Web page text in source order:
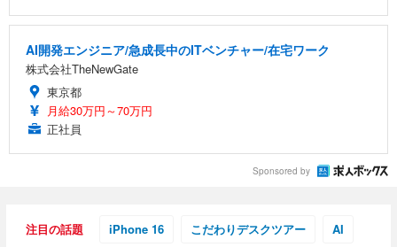
AI開発エンジニア/急成長中のITベンチャー/在宅ワーク
株式会社TheNewGate
東京都
月給30万円～70万円
正社員
Sponsored by
注目の話題 iPhone 16 こだわりデスクツアー AI